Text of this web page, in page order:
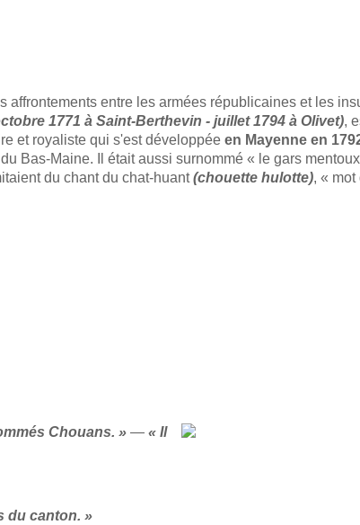
entre les armées républicaines et les
1771 à Saint-Berthevin - juillet 1794 à Olivet),
et royaliste qui s'est développée en Mayenne en
Bas-Maine. Il était aussi surnommé « le gars
du chant du chat-huant(chouette hulotte), « mot
Chouans. » — « Il
du canton. »